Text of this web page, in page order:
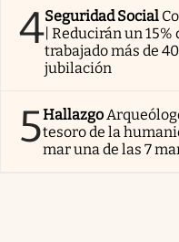
4Seguridad Social
| Reducirán un
trabajado más de
jubilación
5Hallazgo
tesoro de la
mar una de las 7